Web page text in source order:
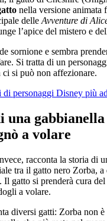
nella versione animata
delle Avventure di
l’apice del mistero e
sornione e sembra
Si tratta di un
ci si può non affezionare.
personaggi Disney più
una gabbianella
a volare
racconta la storia di
tra il gatto nero Zorba,
Il gatto si prenderà cura
a volare.
diversi gatti: Zorba non è